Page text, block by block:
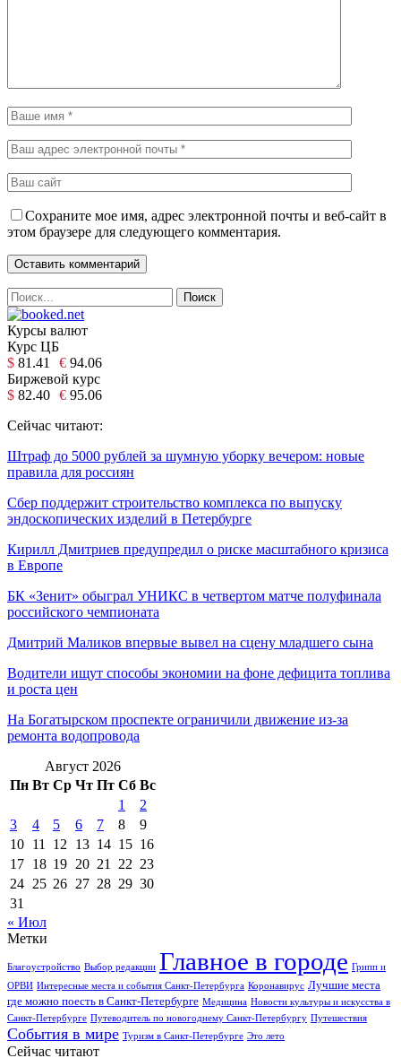
Сохраните мое имя, адрес электронной почты и веб-сайт в
этом браузере для следующего комментария.
Курсы валют
Курс ЦБ
$ 81.41 € 94.06
Биржевой курс
$ 82.40 € 95.06
Сейчас читают:
Штраф до 5000 рублей за шумную уборку вечером: новые
правила для россиян
Сбер поддержит строительство комплекса по выпуску
эндоскопических изделий в Петербурге
Кирилл Дмитриев предупредил о риске масштабного кризиса
в Европе
БК «Зенит» обыграл УНИКС в четвертом матче полуфинала
российского чемпионата
Дмитрий Маликов впервые вывел на сцену младшего сына
Водители ищут способы экономии на фоне дефицита топлива
и роста цен
На Богатырском проспекте ограничили движение из-за
ремонта водопровода
Август 2026
Пн Вт Ср Чт Пт Сб Вс
1
2
3
4 5 6 7 8
9
10 11 12 13 14 15 16
17 18 19 20 21 22 23
24 25 26 27 28 29 30
31
« Июл
Метки
Благоустройство Выбор редакции Главное в городе Грипп и
ОРВИ Интересные места и события Санкт-Петербурга Коронавирус Лучшие места
где можно поесть в Санкт-Петербурге Медицина Новости культуры и искусства в
Санкт-Петербурге Путеводитель по новогоднему Санкт-Петербургу Путешествия
События в мире Туризм в Санкт-Петербурге Это лето
Сейчас читают